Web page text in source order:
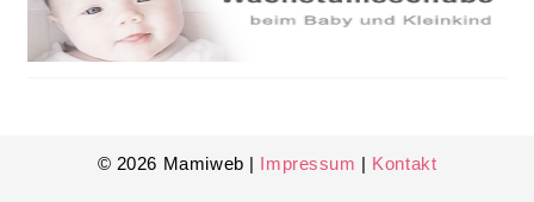
© 2026 Mamiweb | Impressum | Kontakt